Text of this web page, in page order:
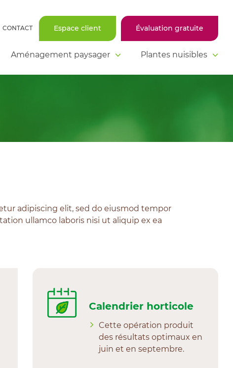
CONTACT Espace client Évaluation gratuite
Aménagement paysager Plantes nuisibles
adipiscing elit, sed do eiusmod tempor
ullamco laboris nisi ut aliquip ex ea
Calendrier horticole
Cette opération produit
des résultats optimaux en
juin et en septembre.